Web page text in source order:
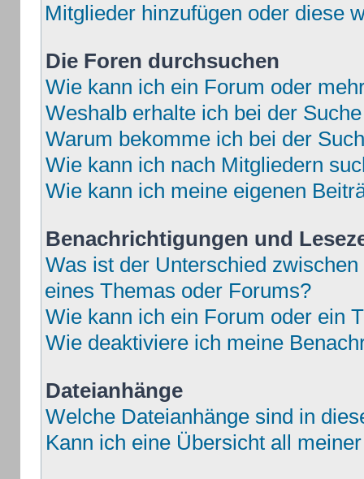
Mitglieder hinzufügen oder diese
Die Foren durchsuchen
Wie kann ich ein Forum oder
Weshalb erhalte ich bei der
Warum bekomme ich bei der
Wie kann ich nach Mitgliedern
Wie kann ich meine eigenen
Benachrichtigungen und
Was ist der Unterschied
eines Themas oder Forums?
Wie kann ich ein Forum oder ein
Wie deaktiviere ich meine
Dateianhänge
Welche Dateianhänge sind in
Kann ich eine Übersicht all